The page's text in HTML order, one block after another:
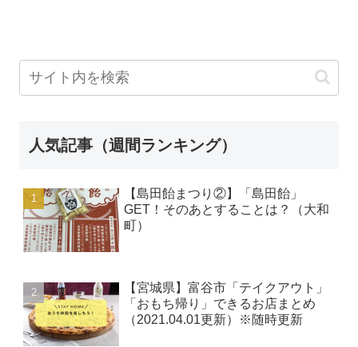
人気記事（週間ランキング）
【島田飴まつり②】「島田飴」
GET！そのあとすることは？（大和
町）
【宮城県】富谷市「テイクアウト」
「おもち帰り」できるお店まとめ
（2021.04.01更新）※随時更新